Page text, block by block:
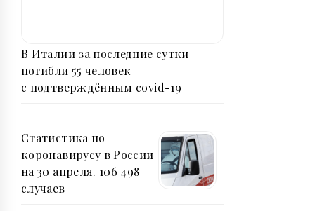
В Италии за последние сутки
погибли 55 человек
с подтверждённым covid-19
Статистика по
коронавирусу в России
на 30 апреля. 106 498
случаев